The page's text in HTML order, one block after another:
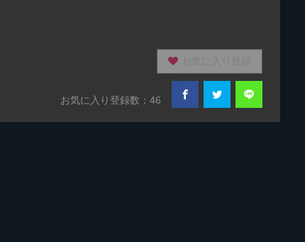
お気に入り登録数：46